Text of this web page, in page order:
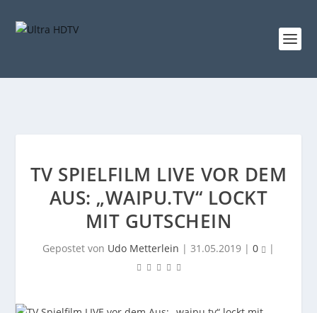
TV SPIELFILM LIVE VOR DEM
AUS: „WAIPU.TV“ LOCKT
MIT GUTSCHEIN
Gepostet von Udo Metterlein | 31.05.2019 | 0 |